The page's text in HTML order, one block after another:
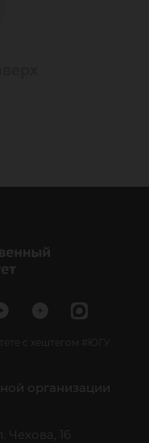
с хештегом #ЮГУ
организации
Чехова, 16